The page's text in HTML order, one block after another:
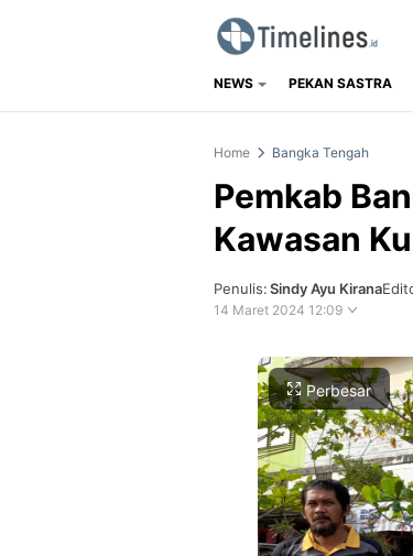
Timelines.id
Media Literasi, Sejarah &
NEWS PEKAN SASTRA
Home Bangka Tengah
Pemkab
Kawasan
Penulis:Sindy Ayu Kirana
14 Maret 2024 12:09
Perbesar